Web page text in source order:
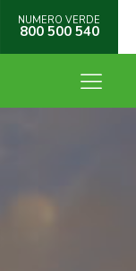
NUMERO VERDE
800 500 540